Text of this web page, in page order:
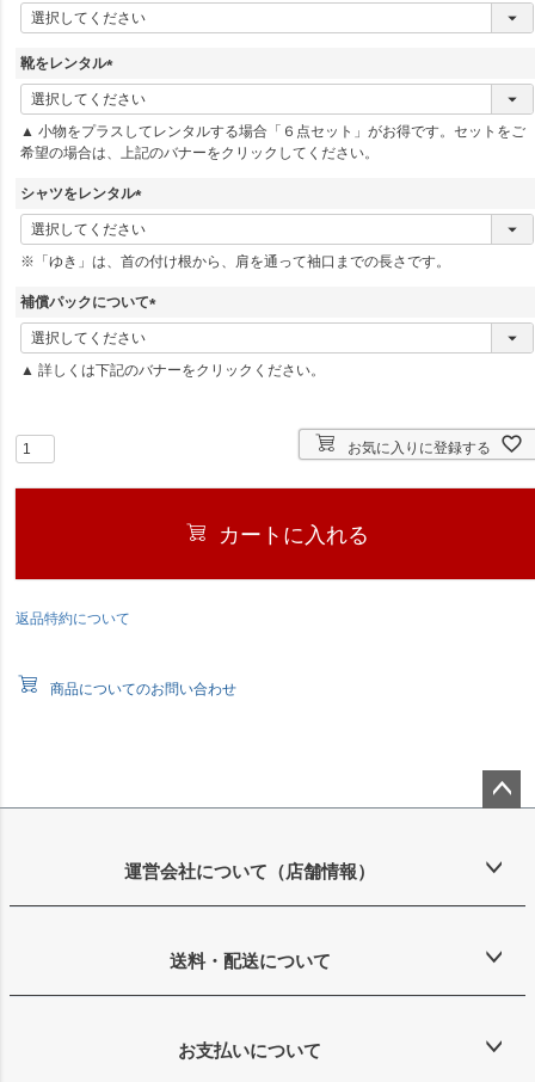
(
必
靴をレンタル
(
必
須
)
▲ 小物をプラスしてレンタルする場合「６点セット」がお得です。セットをご
希望の場合は、上記のバナーをクリックしてください。
シャツをレンタル
(
必
須
※「ゆき」は、首の付け根から、肩を通って袖口までの長さです。
補償パックについて
(
必
須
▲ 詳しくは下記のバナーをクリックください。
お気に入りに登録する
カートに入れる
返品特約について
商品についてのお問い合わせ
ップ
運営会社について（店舗情報）
送料・配送について
お支払いについて